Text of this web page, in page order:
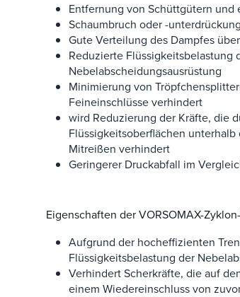
Entfernung von Schüttgütern und
Schaumbruch oder -unterdrückung
Gute Verteilung des Dampfes
Reduzierte Flüssigkeitsbelastung
Nebelabscheidungsausrüstung
Minimierung von
Feineinschlüsse verhindert
wird Reduzierung der Kräfte, die
Flüssigkeitsoberflächen
Mitreißen verhindert
Geringerer Druckabfall im
Eigenschaften der VORSOMAX-
Aufgrund der hocheffizienten
Flüssigkeitsbelastung der
Verhindert Scherkräfte, die auf
einem Wiedereinschluss von